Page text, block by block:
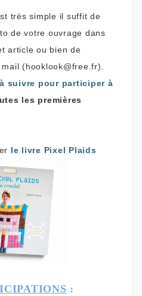
très simple il suffit de
de votre ouvrage dans
article ou bien de
(hooklook@free.fr).
suivre pour participer à
les premières
le livre Pixel Plaids
: